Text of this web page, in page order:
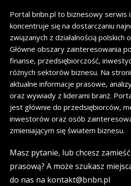
Portal bnbn.pl to biznesowy serwis
koncentruje się na dostarczaniu
związanych z działalnością polskich
Główne obszary zainteresowania
finanse, przedsiębiorczość,
różnych sektorów biznesu. Na
aktualne informacje prasowe,
oraz wywiady z liderami branż.
jest głównie do przedsiębiorców,
inwestorów oraz osób
zmieniającym się światem biznesu.
Masz pytanie, lub chcesz
prasową? A może szukasz
do nas na kontakt@bnbn.pl